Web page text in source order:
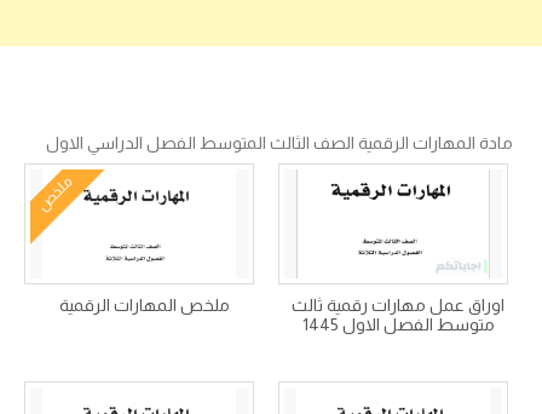
مادة المهارات الرقمية الصف الثالث المتوسط الفصل الدراسي الاول
اوراق عمل مهارات رقمية ثالث
متوسط الفصل الاول 1445
ملخص
ملخص المهارات الرقمية